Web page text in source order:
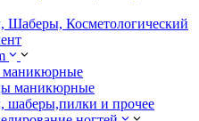
Косметологический
маникюрные
маникюрные
и прочее